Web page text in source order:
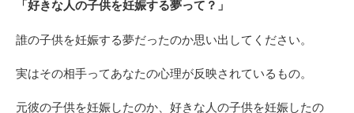
「好きな人の子供を妊娠する夢って？」
誰の子供を妊娠する夢だったのか思い出してください。
実はその相手ってあなたの心理が反映されているもの。
元彼の子供を妊娠したのか、好きな人の子供を妊娠したの